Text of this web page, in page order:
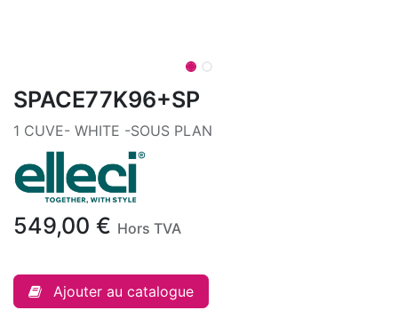
SPACE77K96+SP
1 CUVE- WHITE -SOUS PLAN
549,00 € Hors TVA
Ajouter au catalogue